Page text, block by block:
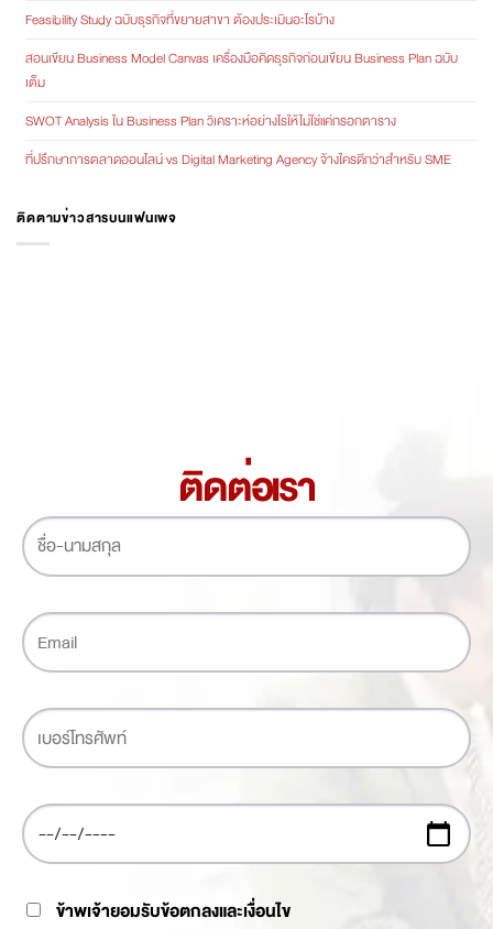
Feasibility Study ฉบับธุรกิจที่ขยายสาขา ต้องประเมินอะไรบ้าง
สอนเขียน Business Model Canvas เครื่องมือคิดธุรกิจก่อนเขียน Business Plan ฉบับ
เต็ม
SWOT Analysis ใน Business Plan วิเคราะห์อย่างไรให้ไม่ใช่แค่กรอกตาราง
ที่ปรึกษาการตลาดออนไลน์ vs Digital Marketing Agency จ้างใครดีกว่าสำหรับ SME
ติดตามข่าวสารบนแฟนเพจ
ติดต่อเรา
ข้าพเจ้ายอมรับข้อตกลงและเงื่อนไข